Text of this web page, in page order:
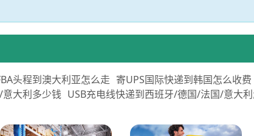
头程到澳大利亚怎么走 寄UPS国际快递到韩国怎么收费
大利多少钱 USB充电线快递到西班牙/德国/法国/意大